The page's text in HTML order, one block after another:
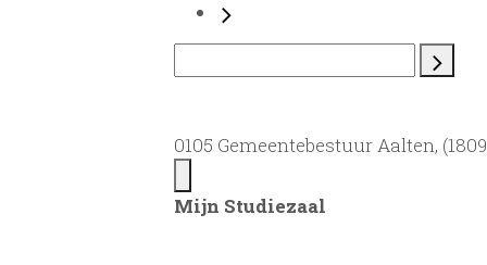
0105 Gemeentebestuur Aalten,
Mijn Studiezaal